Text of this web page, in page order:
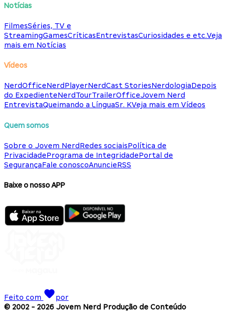
Notícias
FilmesSéries, TV e
StreamingGamesCríticasEntrevistasCuriosidades e etc.Veja
mais em Notícias
Vídeos
NerdOfficeNerdPlayerNerdCast StoriesNerdologiaDepois
do ExpedienteNerdTourTrailerOfficeJovem Nerd
EntrevistaQueimando a LínguaSr. KVeja mais em Vídeos
Quem somos
Sobre o Jovem NerdRedes sociaisPolítica de
PrivacidadePrograma de IntegridadePortal de
SegurançaFale conoscoAnuncieRSS
Baixe o nosso APP
Feito com
por
© 2002 - 2026 Jovem Nerd Produção de Conteúdo